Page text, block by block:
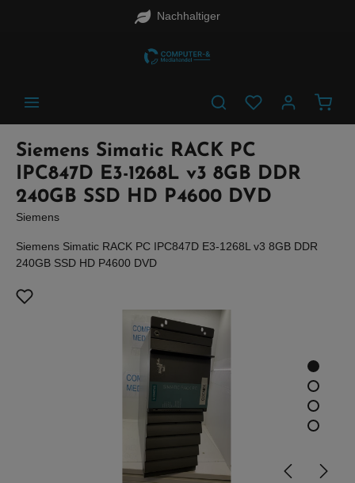
Nachhaltiger
Siemens Simatic RACK PC
IPC847D E3-1268L v3 8GB DDR
240GB SSD HD P4600 DVD
Siemens
Siemens Simatic RACK PC IPC847D E3-1268L v3 8GB DDR
240GB SSD HD P4600 DVD
Bildergalerie überspringen